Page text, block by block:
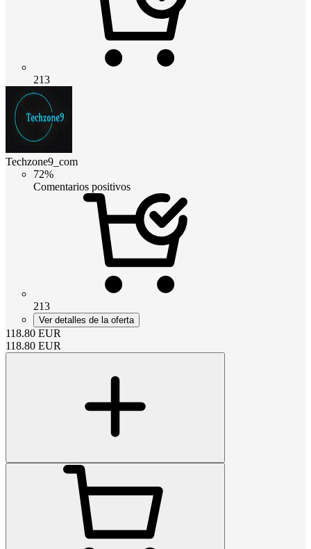
213
Techzone9_com
72%
Comentarios positivos
213
Ver detalles de la oferta
118.80 EUR
118.80 EUR